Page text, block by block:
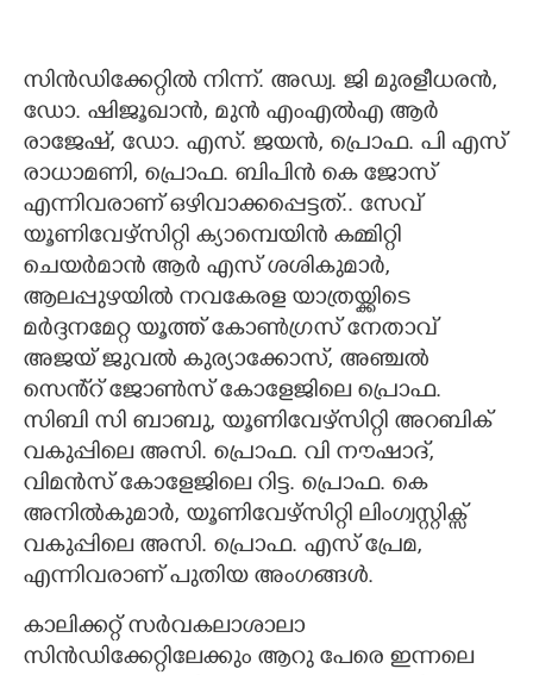
സിൻഡിക്കേറ്റിൽ നിന്ന്. അഡ്വ. ജി മുരളീധരൻ,
ഡോ. ഷിജൂഖാൻ, മുൻ എംഎൽഎ ആർ
രാജേഷ്, ഡോ. എസ്. ജയൻ, പ്രൊഫ. പി എസ്
രാധാമണി, പ്രൊഫ. ബിപിൻ കെ ജോസ്
എന്നിവരാണ് ഒഴിവാക്കപ്പെട്ടത്.. സേവ്
യൂണിവേഴ്സിറ്റി ക്യാമ്പെയിൻ കമ്മിറ്റി
ചെയർമാൻ ആർ എസ് ശശികുമാർ,
ആലപ്പുഴയിൽ നവകേരള യാത്രയ്ക്കിടെ
മർദ്ദനമേറ്റ യൂത്ത് കോൺഗ്രസ് നേതാവ്
അജയ് ജുവൽ കുര്യാക്കോസ്, അഞ്ചൽ
സെൻ്റ് ജോൺസ് കോളേജിലെ പ്രൊഫ.
സിബി സി ബാബു, യൂണിവേഴ്സിറ്റി അറബിക്
വകുപ്പിലെ അസി. പ്രൊഫ. വി നൗഷാദ്,
വിമൻസ് കോളേജിലെ റിട്ട. പ്രൊഫ. കെ
അനിൽകുമാർ, യൂണിവേഴ്സിറ്റി ലിംഗ്വസ്റ്റിക്സ്
വകുപ്പിലെ അസി. പ്രൊഫ. എസ് പ്രേമ,
എന്നിവരാണ് പുതിയ അംഗങ്ങൾ.
കാലിക്കറ്റ് സർവകലാശാലാ
സിൻഡിക്കേറ്റിലേക്കും ആറു പേരെ ഇന്നലെ